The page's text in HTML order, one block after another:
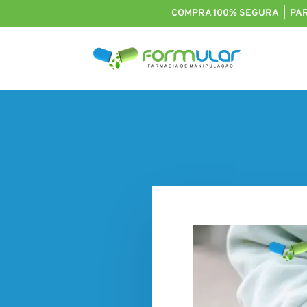
COMPRA 100% SEGURA |